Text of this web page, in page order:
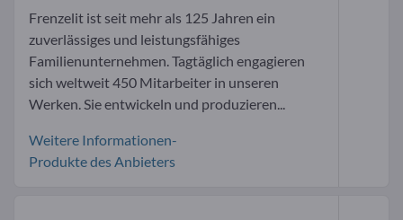
Frenzelit ist seit mehr als 125 Jahren ein
zuverlässiges und leistungsfähiges
Familienunternehmen. Tagtäglich engagieren
sich weltweit 450 Mitarbeiter in unseren
Werken. Sie entwickeln und produzieren...
Weitere Informationen-
Produkte des Anbieters